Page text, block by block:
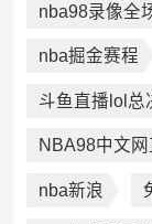
nba98录像全
nba掘金赛程
斗鱼直播lol总
NBA98中文网
nba新浪